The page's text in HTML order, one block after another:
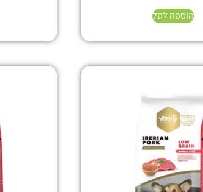
הוספה לסל